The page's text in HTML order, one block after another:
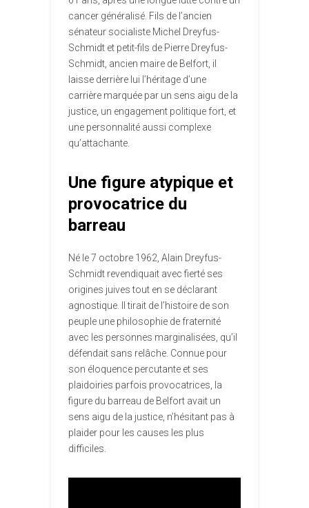
cancer généralisé. Fils de l’ancien
sénateur socialiste Michel Dreyfus-
Schmidt et petit-fils de Pierre Dreyfus-
Schmidt, ancien maire de Belfort, il
laisse derrière lui l’héritage d’une
carrière marquée par un sens aigu de la
justice, un engagement politique fort, et
une personnalité aussi complexe
qu’attachante.
Une figure atypique et
provocatrice du
barreau
Né le 7 octobre 1962, Alain Dreyfus-
Schmidt revendiquait avec fierté ses
origines juives tout en se déclarant
agnostique. Il tirait de l’histoire de son
peuple une philosophie de fraternité
avec les personnes marginalisées, qu’il
défendait sans relâche. Connue pour
son éloquence percutante et ses
plaidoiries parfois provocatrices, la
figure du barreau de Belfort avait un
sens aigu de la justice, n’hésitant pas à
plaider pour les causes les plus
difficiles.